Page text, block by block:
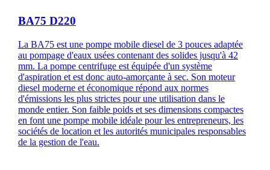
BA75 D220
La BA75 est une pompe mobile diesel de 3 pouces adaptée
au pompage d'eaux usées contenant des solides jusqu'à 42
mm. La pompe centrifuge est équipée d'un système
d'aspiration et est donc auto-amorçante à sec. Son moteur
diesel moderne et économique répond aux normes
d'émissions les plus strictes pour une utilisation dans le
monde entier. Son faible poids et ses dimensions compactes
en font une pompe mobile idéale pour les entrepreneurs, les
sociétés de location et les autorités municipales responsables
de la gestion de l'eau.